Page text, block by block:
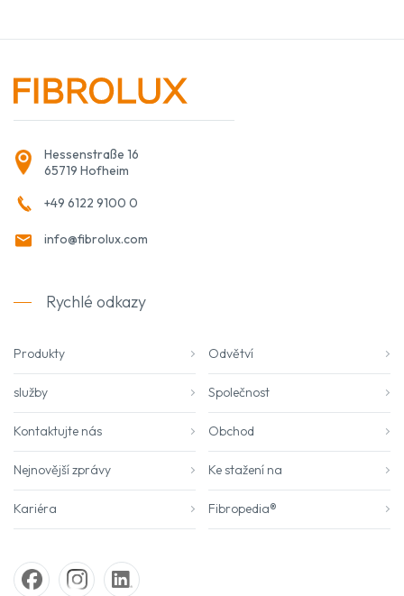
Hessenstraße 16
65719 Hofheim
+49 6122 9100 0
info@fibrolux.com
Rychlé odkazy
Produkty Odvětví
služby Společnost
Kontaktujte nás Obchod
Nejnovější zprávy Ke stažení na
Kariéra Fibropedia®